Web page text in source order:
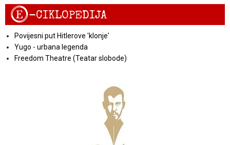
E-CIKLOPEDIJA
Povijesni put Hitlerove 'klonje'
Yugo - urbana legenda
Freedom Theatre (Teatar slobode)